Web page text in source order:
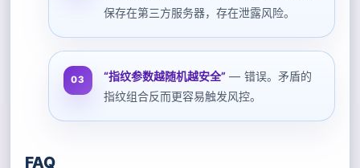
保存在第三方服务器，存在泄露风险。
“指纹参数越随机越安全”— 错误。矛盾的
指纹组合反而更容易触发风控。
FAQ